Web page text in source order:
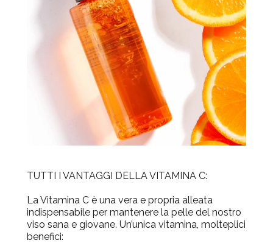
TUTTI I VANTAGGI DELLA VITAMINA C:
La Vitamina C è una vera e propria alleata
indispensabile per mantenere la pelle del nostro
viso sana e giovane. Un’unica vitamina, molteplici
benefici: